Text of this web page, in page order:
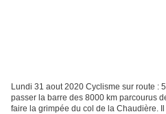
Lundi 31 aout 2020 Cyclisme sur route :
passer la barre des 8000 km parcourus
faire la grimpée du col de la Chaudière. Il